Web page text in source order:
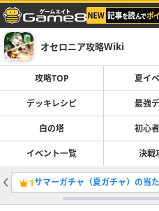
オセロニア攻略Wiki
攻略TOP 夏イ
デッキレシピ 最強
白の塔 初心
イベント一覧 決戦
1